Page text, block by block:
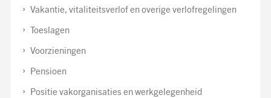
Vakantie, vitaliteitsverlof en overige verlofregelingen
Toeslagen
Voorzieningen
Pensioen
Positie vakorganisaties en werkgelegenheid